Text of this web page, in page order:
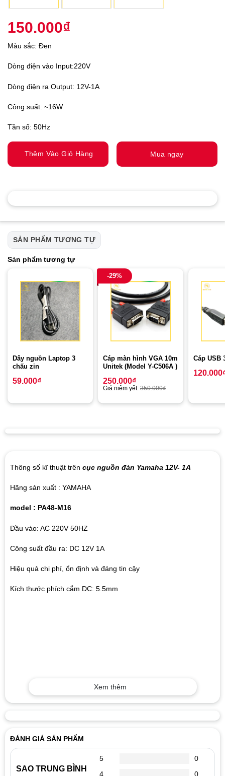
150.000₫
Màu sắc: Đen
Dòng điện vào Input:220V
Dòng điện ra Output: 12V-1A
Công suất: ~16W
Tần số: 50Hz
Thêm Vào Giỏ Hàng Mua ngay
SẢN PHẨM TƯƠNG TỰ
Sản phẩm tương tự
Dây nguồn Laptop 3
chấu zin
59.000₫
-29%
Cáp màn hình VGA 10m
Unitek (Model Y-C506A )
250.000₫
Giá niêm yết: 350.000₫
Cáp USB
120.000
Thông số kĩ thuật trên cục nguồn đàn Yamaha 12V- 1A
Hãng sản xuất : YAMAHA
model : PA48-M16
Đầu vào: AC 220V 50HZ
Công suất đầu ra: DC 12V 1A
Hiệu quả chi phí, ổn định và đáng tin cậy
Kích thước phích cắm DC: 5.5mm
Xem thêm
ĐÁNH GIÁ SẢN PHẨM
SAO TRUNG BÌNH
5
0
4
0